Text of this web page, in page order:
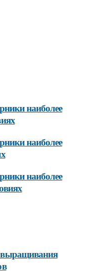
наиболее
наиболее
наиболее
выращивания